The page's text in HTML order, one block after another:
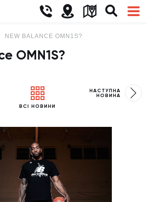
NEW BALANCE OMN1S?
OMN1S?
ВСІ НОВИНИ
НАСТУПНА
НОВИНА